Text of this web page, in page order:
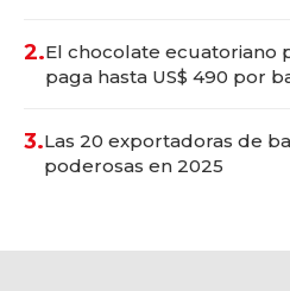
2.El chocolate ecuatoriano
paga hasta US$ 490 por
3.Las 20 exportadoras de
poderosas en 2025